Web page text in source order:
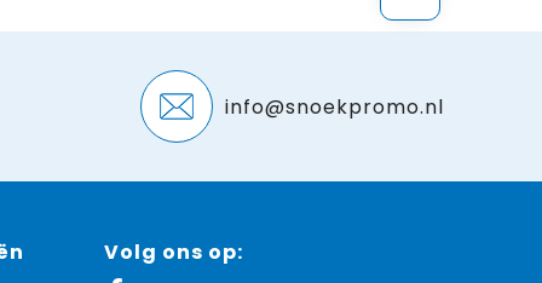
info@snoekpromo.nl
Volg ons op: